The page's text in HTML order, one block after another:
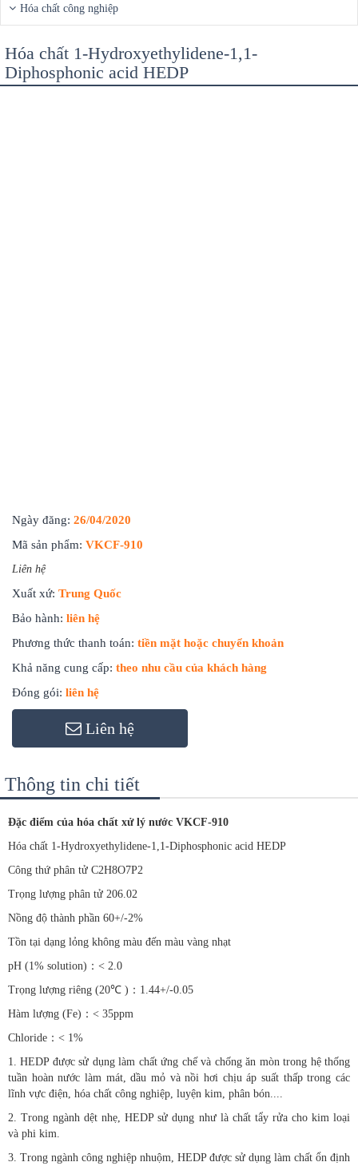
Hóa chất công nghiệp
Hóa chất 1-Hydroxyethylidene-1,1-
Diphosphonic acid HEDP
Ngày đăng: 26/04/2020
Mã sản phẩm: VKCF-910
Liên hệ
Xuất xứ: Trung Quốc
Bảo hành: liên hệ
Phương thức thanh toán: tiền mặt hoặc chuyển khoản
Khả năng cung cấp: theo nhu cầu của khách hàng
Đóng gói: liên hệ
Liên hệ
Thông tin chi tiết
Đặc điểm của hóa chất xử lý nước VKCF-910
Hóa chất 1-Hydroxyethylidene-1,1-Diphosphonic acid HEDP
Công thứ phân tử C2H8O7P2
Trọng lượng phân tử 206.02
Nồng độ thành phần 60+/-2%
Tồn tại dạng lỏng không màu đến màu vàng nhạt
pH (1% solution)：< 2.0
Trọng lượng riêng (20℃ )：1.44+/-0.05
Hàm lượng (Fe)：< 35ppm
Chloride：< 1%
1. HEDP được sử dụng làm chất ứng chế và chống ăn mòn trong hệ thống
tuần hoàn nước làm mát, dầu mỏ và nồi hơi chịu áp suất thấp trong các
lĩnh vực điện, hóa chất công nghiệp, luyện kim, phân bón....
2. Trong ngành dệt nhẹ, HEDP sử dụng như là chất tẩy rửa cho kim loại
và phi kim.
3. Trong ngành công nghiệp nhuộm, HEDP được sử dụng làm chất ổn định